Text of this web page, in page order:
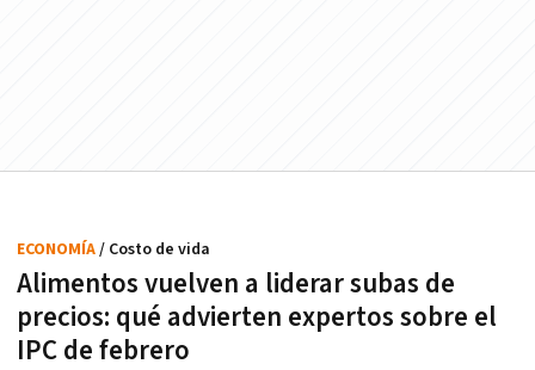
Alimentos vuelven a liderar subas de
precios: qué advierten expertos sobre el
IPC de febrero
ECONOMÍA/ Costo de vida